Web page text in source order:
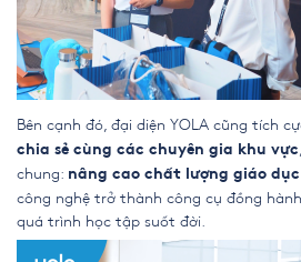
Bên cạnh đó, đại diện YOLA cũng tích
chia sẻ cùng các chuyên gia khu vực
chung: nâng cao chất lượng giáo
công nghệ trở thành công cụ đồng
quá trình học tập suốt đời.